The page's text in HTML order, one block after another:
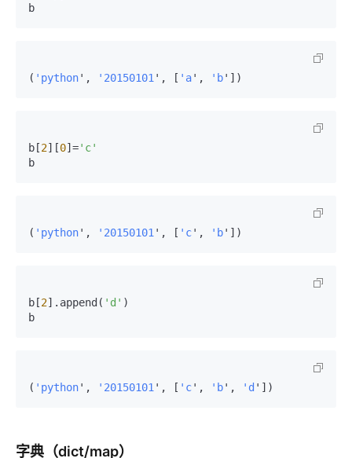
b
( 'python', '20150101 ', [ 'a', 'b'])
b[2][0]='c'
b
( 'python', '20150101 ', [ 'c', 'b'])
b[2].append( 'd' )
b
( 'python', '20150101 ', [ 'c', 'b', 'd '])
字典（dict/map）